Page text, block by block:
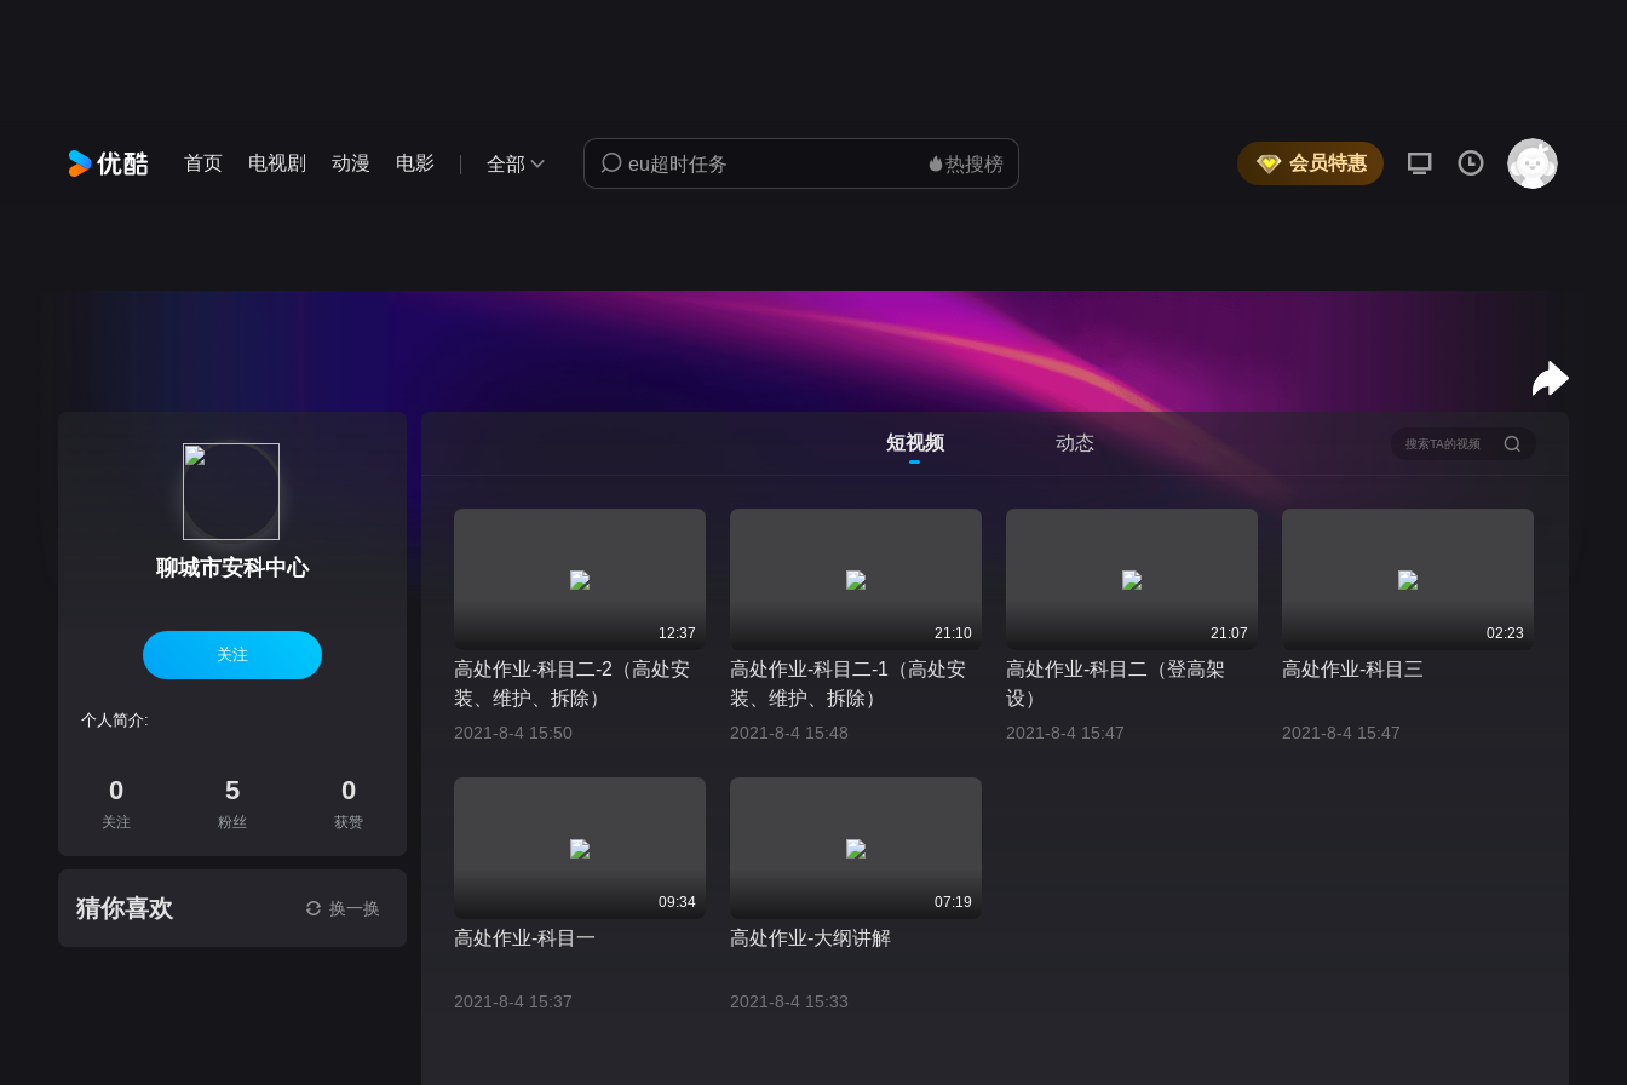
首页 电视剧 动漫 电影 全部 热搜榜 会员特惠
聊城市安科中心
关注
个人简介:
0
关注
5
粉丝
0
获赞
猜你喜欢 换一换
短视频 动态
12:37
高处作业-科目二-2（高处安
装、维护、拆除）
2021-8-4 15:50
21:10
高处作业-科目二-1（高处安
装、维护、拆除）
2021-8-4 15:48
21:07
高处作业-科目二（登高架
设）
2021-8-4 15:47
02:23
高处作业-科目三
2021-8-4 15:47
09:34
高处作业-科目一
2021-8-4 15:37
07:19
高处作业-大纲讲解
2021-8-4 15:33